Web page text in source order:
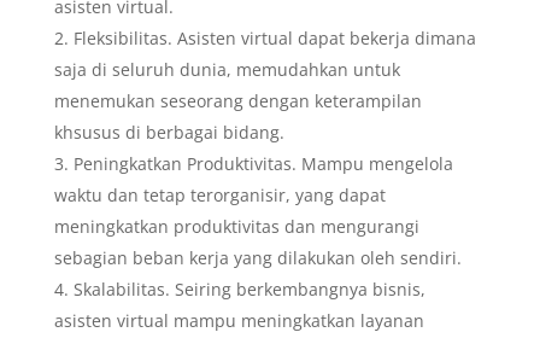
asisten virtual.
Fleksibilitas. Asisten virtual dapat bekerja dimana
saja di seluruh dunia, memudahkan untuk
menemukan seseorang dengan keterampilan
khsusus di berbagai bidang.
Peningkatkan Produktivitas. Mampu mengelola
waktu dan tetap terorganisir, yang dapat
meningkatkan produktivitas dan mengurangi
sebagian beban kerja yang dilakukan oleh sendiri.
Skalabilitas. Seiring berkembangnya bisnis,
asisten virtual mampu meningkatkan layanan